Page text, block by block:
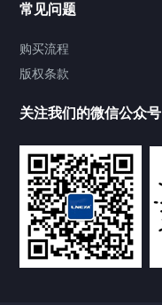
Chiller气体控温系统
Chamber试验箱
FREEZER低温箱
VOCs冷凝回收装置
常见问题
购买流程
版权条款
关注我们的微信公众号